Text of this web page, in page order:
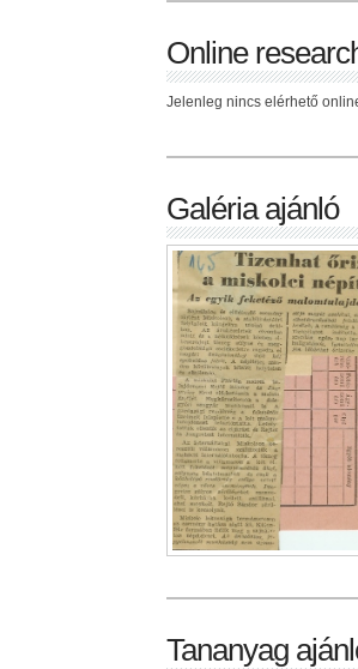
Online
Jelenleg nincs elérhető
Galéria ajánló
Tananyag